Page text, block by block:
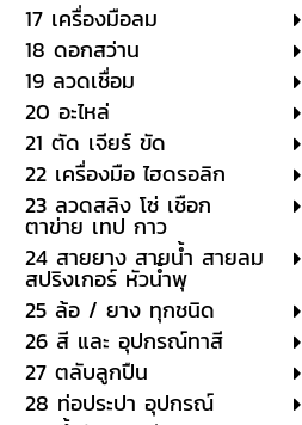
17 เครื่องมือลม
18 ดอกสว่าน
19 ลวดเชื่อม
20 อะไหล่
21 ตัด เจียร์ ขัด
22 เครื่องมือ ไฮดรอลิก
23 ลวดสลิง โซ่ เชือก
ตาข่าย เทป กาว
24 สายยาง สายน้ำ สายลม
สปริงเกอร์ หัวน้ำพุ
25 ล้อ / ยาง ทุกชนิด
26 สี และ อุปกรณ์ทาสี
27 ตลับลูกปืน
28 ท่อประปา อุปกรณ์